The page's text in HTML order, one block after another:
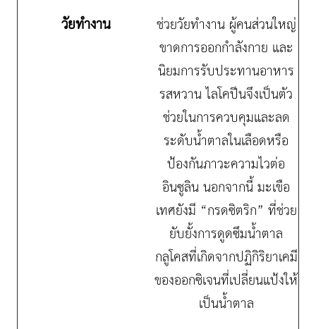
วัยทำงาน
ช่วยวัยทำงาน ผู้คนส่วนใหญ่
ขาดการออกกำลังกาย และ
นิยมการรับประทานอาหาร
รสหวาน ไลโคปีนจึงเป็นตัว
ช่วยในการควบคุมและลด
ระดับน้ำตาลในเลือดหรือ
ป้องกันภาวะความไวต่อ
อินซูลิน นอกจากนี้ มะเขือ
เทศยังมี “กรดซิตริก” ที่ช่วย
ยับยั้งการดูดซึมน้ำตาล
กลูโคสที่เกิดจากปฏิกิริยาเคมี
ของออกซิเจนที่เปลี่ยนแป้งให้
เป็นน้ำตาล